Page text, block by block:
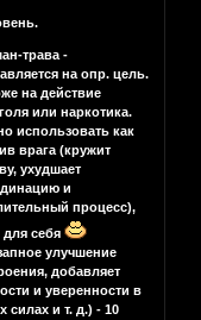
трава -
на опр. цель.
на действие
или наркотика.
использовать как
врага (кружит
ухудшает
и
процесс),
для себя
улучшение
добавляет
и уверенности в
силах и т. д.) - 10